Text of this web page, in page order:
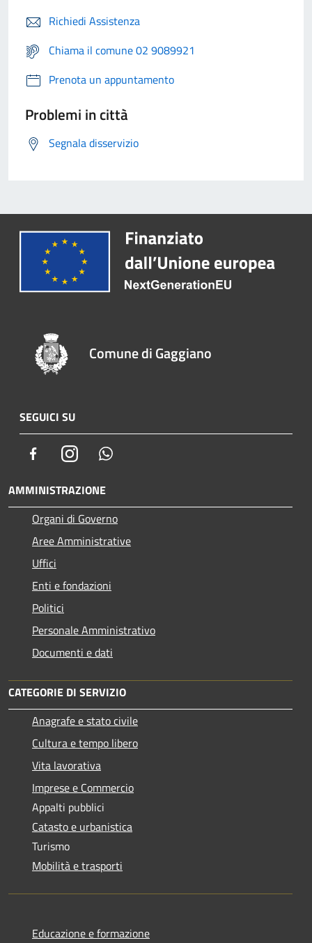
Richiedi Assistenza
Chiama il comune 02 9089921
Prenota un appuntamento
Problemi in città
Segnala disservizio
Comune di Gaggiano
SEGUICI SU
FacebookInstagram
AMMINISTRAZIONE
Organi di Governo
Aree Amministrative
Uffici
Enti e fondazioni
Politici
Personale Amministrativo
Documenti e dati
CATEGORIE DI SERVIZIO
Anagrafe e stato civile
Cultura e tempo libero
Vita lavorativa
Imprese e Commercio
Appalti pubblici
Catasto e urbanistica
Turismo
Mobilità e trasporti
Educazione e formazione